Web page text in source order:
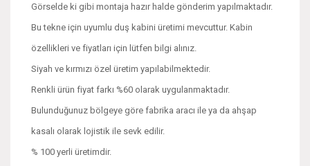
Görselde ki gibi montaja hazır halde gönderim yapılmaktadır.
Bu tekne için uyumlu duş kabini üretimi mevcuttur. Kabin
özellikleri ve fiyatları için lütfen bilgi alınız.
Siyah ve kırmızı özel üretim yapılabilmektedir.
Renkli ürün fiyat farkı %60 olarak uygulanmaktadır.
Bulunduğunuz bölgeye göre fabrika aracı ile ya da ahşap
kasalı olarak lojistik ile sevk edilir.
% 100 yerli üretimdir.